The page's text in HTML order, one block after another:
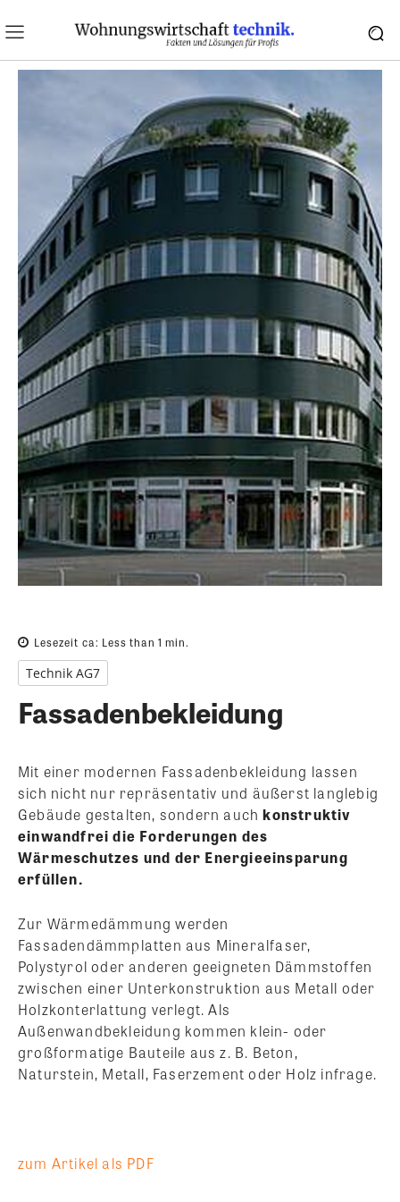
Lesezeit ca: Less than 1 min.
Technik AG7
Fassadenbekleidung
Mit einer modernen Fassadenbekleidung lassen
sich nicht nur repräsentativ und äußerst langlebig
Gebäude gestalten, sondern auchkonstruktiv
einwandfrei die Forderungen des
Wärmeschutzes und der Energieeinsparung
erfüllen.
Zur Wärmedämmung werden
Fassadendämmplatten aus Mineralfaser,
Polystyrol oder anderen geeigneten Dämmstoffen
zwischen einer Unterkonstruktion aus Metall oder
Holzkonterlattung verlegt. Als
Außenwandbekleidung kommen klein- oder
großformatige Bauteile aus z. B. Beton,
Naturstein, Metall, Faserzement oder Holz infrage.
zum Artikel als PDF